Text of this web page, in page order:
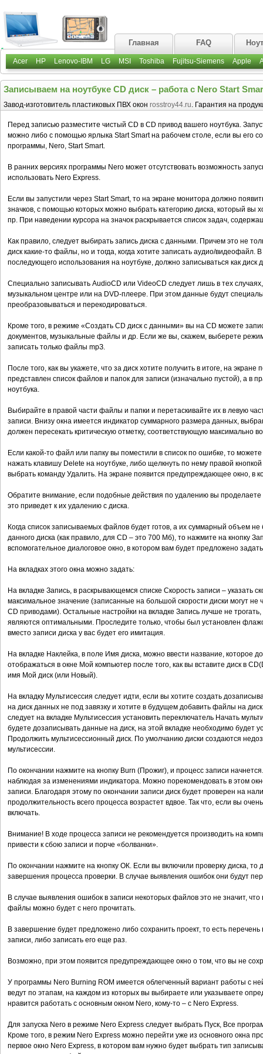
Главная FAQ
Acer HP Lenovo-IBM LG MSI Toshiba Fujitsu-Siemens Apple
Записываем на ноутбуке СD диск – работа с Nero Start
Завод-изготовитель пластиковых ПВХ окон rosstroy44.ru. Гарантия на
Перед записью разместите чистый CD в CD привод вашего ноутбука.
можно либо с помощью ярлыка Start Smart на рабочем столе, если вы его
программы, Nero, Start Smart.
В ранних версиях программы Nero может отсутствовать возможность
использовать Nero Express.
Если вы запустили через Start Smart, то на экране монитора должно
значков, с помощью которых можно выбрать категорию диска, который вы
пр. При наведении курсора на значок раскрывается список задач,
Как правило, следует выбирать запись диска с данными. Причем это не
диск какие-то файлы, но и тогда, когда хотите записать аудио/
последующего использования на ноутбуке, должно записываться как диск
Специально записывать AudioCD или VideoCD следует лишь в тех
музыкальном центре или на DVD-плеере. При этом данные будут
преобразовываться и перекодироваться.
Кроме того, в режиме «Создать CD диск с данными» вы на CD можете
документов, музыкальные файлы и др. Если же вы, скажем, выберете
записать только файлы mpЗ.
После того, как вы укажете, что за диск хотите получить в итоге, на экране
представлен список файлов и папок для записи (изначально пустой), а в
ноутбука.
Выбирайте в правой части файлы и папки и перетаскивайте их в левую
записи. Внизу окна имеется индикатор суммарного размера данных,
должен пересекать критическую отметку, соответствующую максимально
Если какой-то файл или папку вы поместили в список по ошибке, то
нажать клавишу Delete на ноутбуке, либо щелкнуть по нему правой
выбрать команду Удалить. На экране появится предупреждающее окно, в
Обратите внимание, если подобные действия по удалению вы
это приведет к их удалению с диска.
Когда список записываемых файлов будет готов, а их суммарный объем
данного диска (как правило, для CD – это 700 Мб), то нажмите на кнопку
вспомогательное диалоговое окно, в котором вам будет предложено
На вкладках этого окна можно задать:
На вкладке Запись, в раскрывающемся списке Скорость записи – указать
максимальное значение (записанные на большой скорости диски могут не
CD приводами). Остальные настройки на вкладке Запись лучше не
являются оптимальными. Проследите только, чтобы был установлен
вместо записи диска у вас будет его имитация.
На вкладке Наклейка, в поле Имя диска, можно ввести название, которое
отображаться в окне Мой компьютер после того, как вы вставите диск в
имя Мой диск (или Новый).
На вкладку Мультисессия следует идти, если вы хотите создать
на диск данных не под завязку и хотите в будущем добавить файлы на
следует на вкладке Мультисессия установить переключатель Начать
будете дозаписывать данные на диск, на этой вкладке необходимо будет
Продолжить мультисессионный диск. По умолчанию диски создаются
мультисессии.
По окончании нажмите на кнопку Burn (Прожиг), и процесс записи
наблюдая за изменениями индикатора. Можно порекомендовать в этом
записи. Благодаря этому по окончании записи диск будет проверен на
продолжительность всего процесса возрастет вдвое. Так что, если вы
включать.
Внимание! В ходе процесса записи не рекомендуется производить на
привести к сбою записи и порче «болванки».
По окончании нажмите на кнопку ОК. Если вы включили проверку диска,
завершения процесса проверки. В случае выявления ошибок они будут
В случае выявления ошибок в записи некоторых файлов это не значит,
файлы можно будет с него прочитать.
В завершение будет предложено либо сохранить проект, то есть
записи, либо записать его еще раз.
Возможно, при этом появится предупреждающее окно о том, что вы не
У программы Nero Burning ROM имеется облегченный вариант работы с
ведут по этапам, на каждом из которых вы выбираете или указываете
нравится работать с основным окном Nero, кому-то – с Nero Express.
Для запуска Nero в режиме Nero Express следует выбрать Пуск, Все
Кроме того, в режим Nero Express можно перейти уже из основного окна
первое окно Nero Express, в котором вам нужно будет выбрать тип